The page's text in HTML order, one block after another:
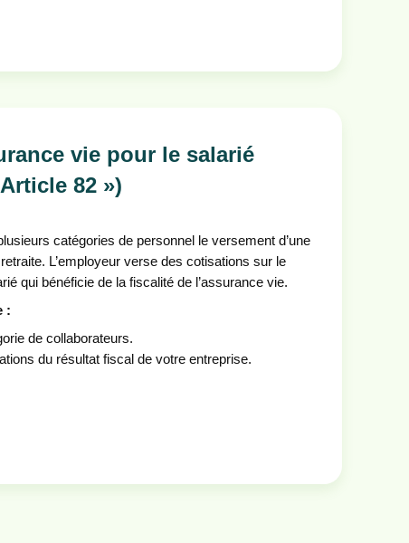
vie pour le salarié
82 »)
catégories de personnel le versement d’une
L’employeur verse des cotisations sur le
qui bénéficie de la fiscalité de l’assurance vie.
:
de collaborateurs.
du résultat fiscal de votre entreprise.